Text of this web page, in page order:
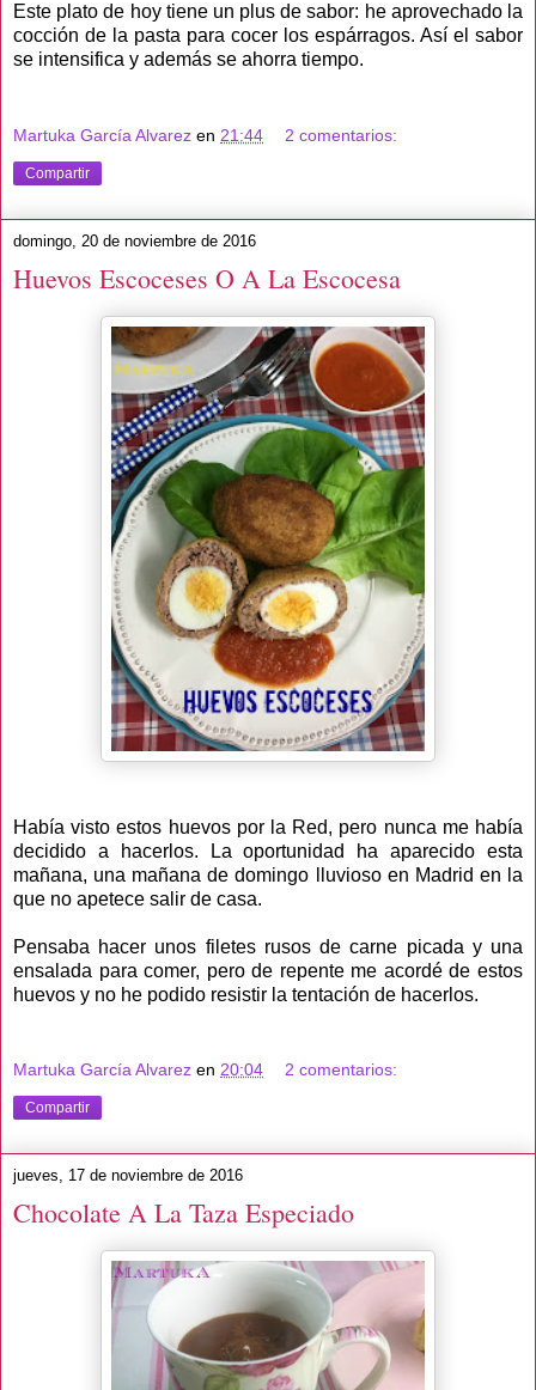
Este plato de hoy tiene un plus de sabor: he aprovechado la
cocción de la pasta para cocer los espárragos. Así el sabor
se intensifica y además se ahorra tiempo.
Martuka García Alvarez en 21:44 2 comentarios:
Compartir
domingo, 20 de noviembre de 2016
Huevos Escoceses O A La Escocesa
Había visto estos huevos por la Red, pero nunca me había
decidido a hacerlos. La oportunidad ha aparecido esta
mañana, una mañana de domingo lluvioso en Madrid en la
que no apetece salir de casa.
Pensaba hacer unos filetes rusos de carne picada y una
ensalada para comer, pero de repente me acordé de estos
huevos y no he podido resistir la tentación de hacerlos.
Martuka García Alvarez en 20:04 2 comentarios:
Compartir
jueves, 17 de noviembre de 2016
Chocolate A La Taza Especiado